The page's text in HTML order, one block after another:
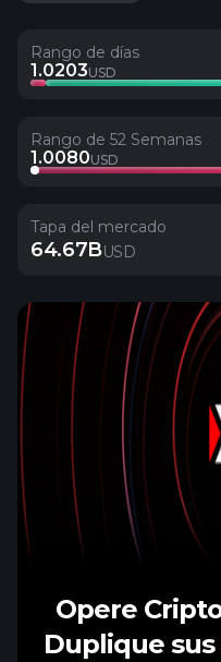
Rango de días
1.0203USD
Rango de 52 Semanas
1.0080USD
Tapa del mercado
64.67BUSD
Opere
Duplique